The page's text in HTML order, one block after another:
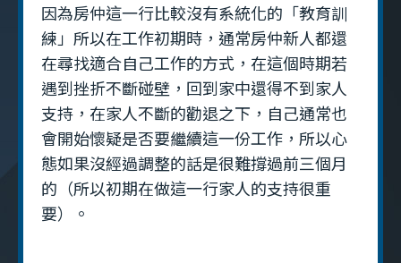
因為房仲這一行比較沒有系統化的「教育訓
練」所以在工作初期時，通常房仲新人都還
在尋找適合自己工作的方式，在這個時期若
遇到挫折不斷碰壁，回到家中還得不到家人
支持，在家人不斷的勸退之下，自己通常也
會開始懷疑是否要繼續這一份工作，所以心
態如果沒經過調整的話是很難撐過前三個月
的（所以初期在做這一行家人的支持很重
要）。